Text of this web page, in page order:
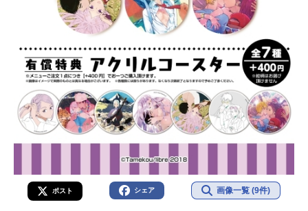
ポスト シェア 画像一覧 (9件)